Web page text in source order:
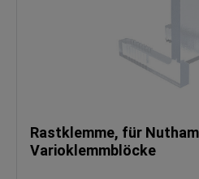
Rastklemme, für
Varioklemmblöcke